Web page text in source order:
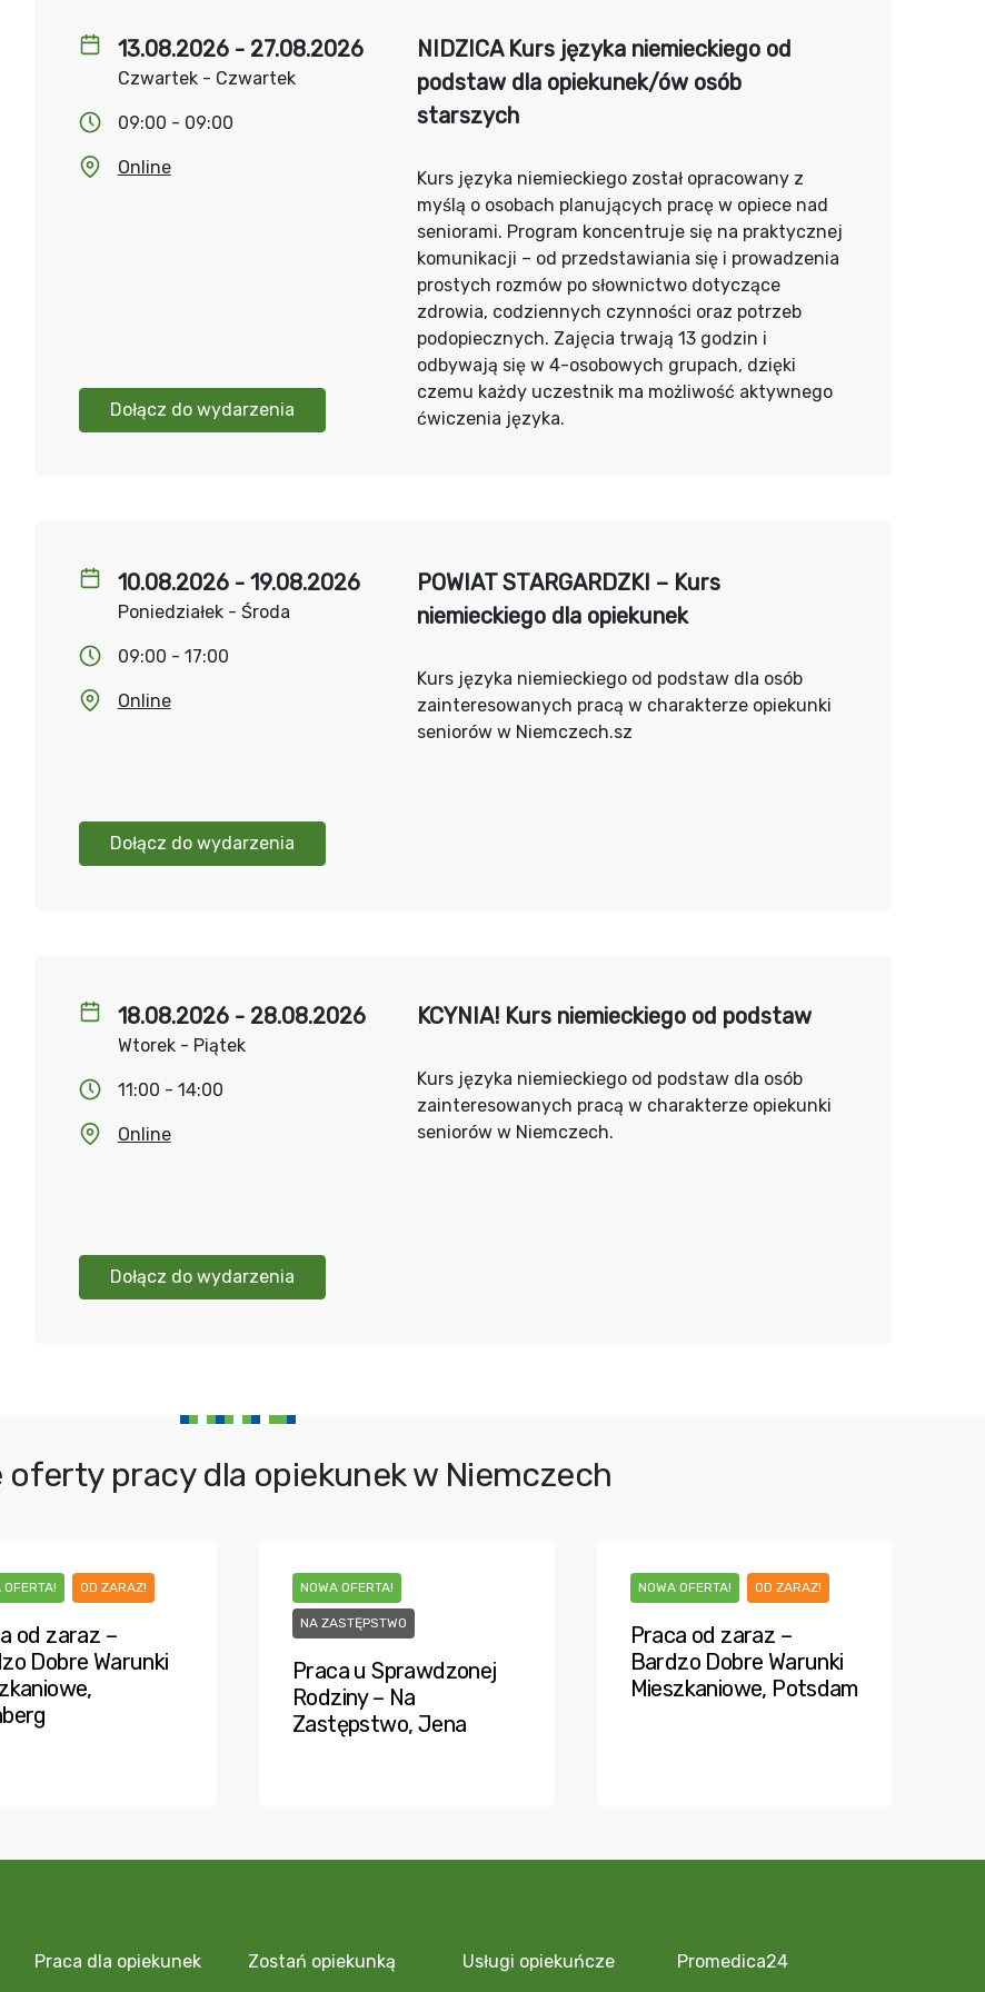
13.08.2026 - 27.08.2026
Czwartek - Czwartek
09:00 - 09:00
Online
Dołącz do wydarzenia
NIDZICA Kurs języka niemieckiego od
podstaw dla opiekunek/ów osób
starszych
Kurs języka niemieckiego został opracowany z
myślą o osobach planujących pracę w opiece nad
seniorami. Program koncentruje się na praktycznej
komunikacji – od przedstawiania się i prowadzenia
prostych rozmów po słownictwo dotyczące
zdrowia, codziennych czynności oraz potrzeb
podopiecznych. Zajęcia trwają 13 godzin i
odbywają się w 4-osobowych grupach, dzięki
czemu każdy uczestnik ma możliwość aktywnego
ćwiczenia języka.
10.08.2026 - 19.08.2026
Poniedziałek - Środa
09:00 - 17:00
Online
Dołącz do wydarzenia
POWIAT STARGARDZKI – Kurs
niemieckiego dla opiekunek
Kurs języka niemieckiego od podstaw dla osób
zainteresowanych pracą w charakterze opiekunki
seniorów w Niemczech.sz
18.08.2026 - 28.08.2026
Wtorek - Piątek
11:00 - 14:00
Online
Dołącz do wydarzenia
KCYNIA! Kurs niemieckiego od podstaw
Kurs języka niemieckiego od podstaw dla osób
zainteresowanych pracą w charakterze opiekunki
seniorów w Niemczech.
oferty pracy dla opiekunek w Niemczech
OFERTA! OD ZARAZ!
od zaraz –
Dobre Warunki
NOWA OFERTA!
NA ZASTĘPSTWO
Praca u Sprawdzonej
Rodziny – Na
Zastępstwo, Jena
NOWA OFERTA! OD ZARAZ!
Praca od zaraz –
Bardzo Dobre Warunki
Mieszkaniowe, Potsdam
Praca dla opiekunek Zostań opiekunką Usługi opiekuńcze Promedica24